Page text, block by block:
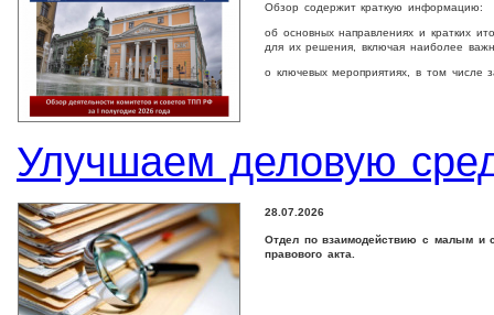
Обзор содержит краткую информацию:
об основных направлениях и кратких
для их решения, включая наиболее
о ключевых мероприятиях, в том числе
Улучшаем деловую
28.07.2026
Отдел по взаимодействию с малым и
правового акта.